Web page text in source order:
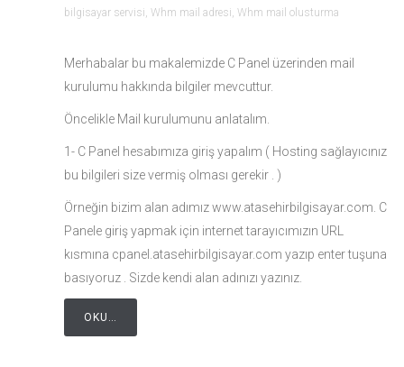
bilgisayar servisi, Whm mail adresi, Whm mail olusturma
Merhabalar bu makalemizde C Panel üzerinden mail
kurulumu hakkında bilgiler mevcuttur.
Öncelikle Mail kurulumunu anlatalım.
1- C Panel hesabımıza giriş yapalım ( Hosting sağlayıcınız
bu bilgileri size vermiş olması gerekir . )
Örneğin bizim alan adımız www.atasehirbilgisayar.com. C
Panele giriş yapmak için internet tarayıcımızın URL
kısmına cpanel.atasehirbilgisayar.com yazıp enter tuşuna
basıyoruz . Sizde kendi alan adınızı yazınız.
OKU…